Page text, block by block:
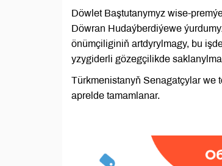
Döwlet Baştutanymyz wise-
Döwran Hudaýberdiýewe
önümçiliginiň artdyrylmagy, bu
yzygiderli gözegçilikde
Türkmenistanyň Senagatçylar we
aprelde tamamlanar.